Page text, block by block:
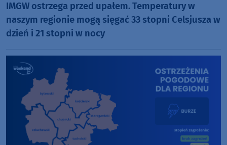
IMGW ostrzega przed upałem. Temperatury w
naszym regionie mogą sięgać 33 stopni Celsjusza w
dzień i 21 stopni w nocy